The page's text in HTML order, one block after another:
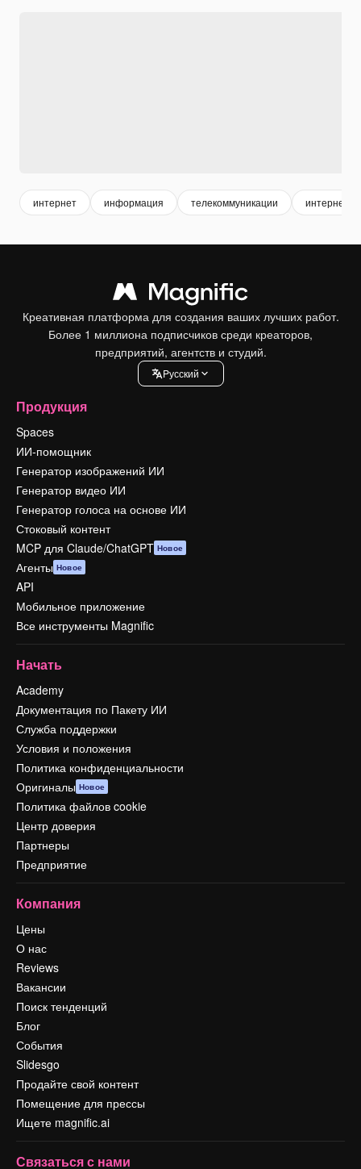
интернет информация телекоммуникации интернет
Креативная платформа для создания ваших лучших работ.
Более 1 миллиона подписчиков среди креаторов,
предприятий, агентств и студий.
Pусский
Продукция
Spaces
ИИ-помощник
Генератор изображений ИИ
Генератор видео ИИ
Генератор голоса на основе ИИ
Стоковый контент
MCP для Claude/ChatGPT Новое
Агенты Новое
API
Мобильное приложение
Все инструменты Magnific
Начать
Academy
Документация по Пакету ИИ
Служба поддержки
Условия и положения
Политика конфиденциальности
Оригиналы Новое
Политика файлов cookie
Центр доверия
Партнеры
Предприятие
Компания
Цены
О нас
Reviews
Вакансии
Поиск тенденций
Блог
События
Slidesgo
Продайте свой контент
Помещение для прессы
Ищете magnific.ai
Связаться с нами